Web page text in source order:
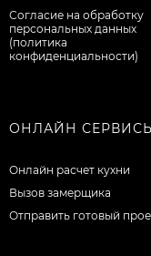
Согласие на обработку
персональных данных
(политика
конфиденциальности)
ОНЛАЙН
Онлайн расчет кухни
Вызов замерщика
Отправить готовый